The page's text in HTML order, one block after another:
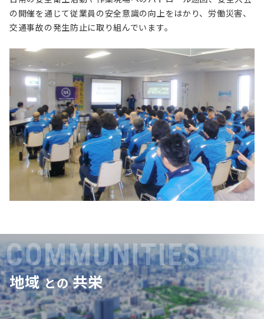
の開催を通じて従業員の安全意識の向上をはかり、労働災害、
交通事故の発生防止に取り組んでいます。
COMMUNITIES
地域 との 共栄